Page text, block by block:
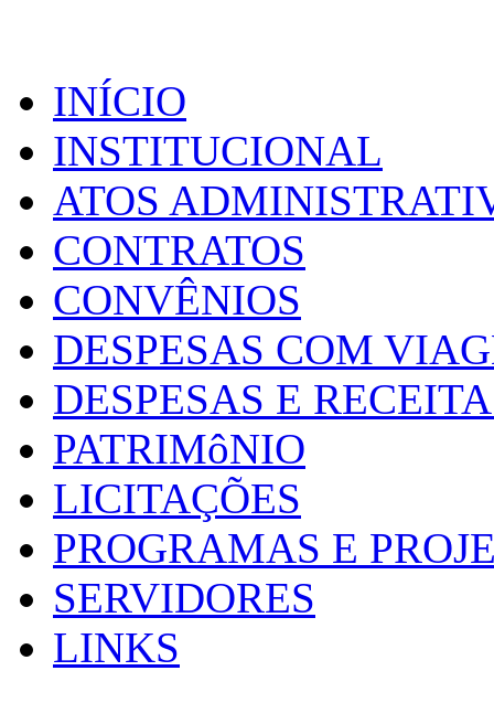
INÍCIO
INSTITUCIONAL
ATOS
CONTRATOS
CONVÊNIOS
DESPESAS COM
DESPESAS E
PATRIMôNIO
LICITAÇÕES
PROGRAMAS E
SERVIDORES
LINKS